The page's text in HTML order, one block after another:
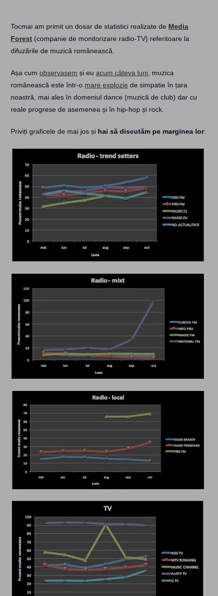
Tocmai am primit un dosar de statistici realizate de Media
Forest (companie de monitorizare radio-TV) referitoare la
difuzările de muzică românească.
Așa cumobservasem și euacum câteva luni , muzica
românească este într-o mare explozie de simpatie în țara
noastră, mai ales în domeniul dance (muzică de club) dar cu
reale progrese de asemenea și în hip-hop și rock.
Priviți graficele de mai jos și hai să discutăm pe marginea lor: